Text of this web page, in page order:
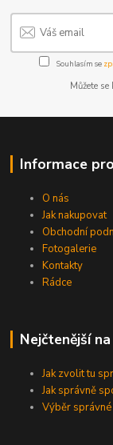
Souhlasím se
Můžete
Informace
O nás
Jak nakupovat
Obchodní
Fotogalerie
Kontakty
Rádce
Nejčtenější
Jak zvolit tu
Jak správně
Výběr